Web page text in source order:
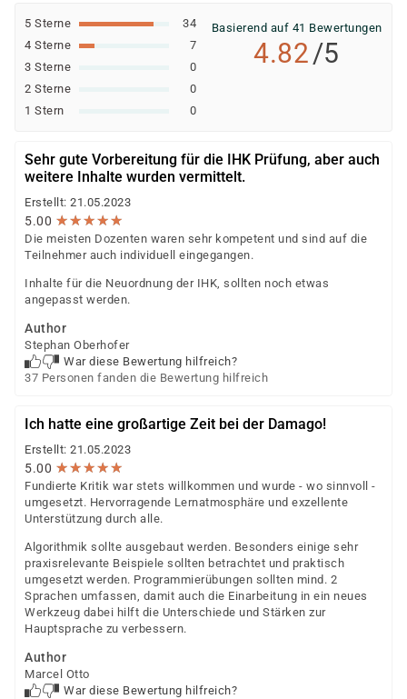
5 Sterne
34
4 Sterne
7
3 Sterne
0
2 Sterne
0
1 Stern
0
Basierend auf 41 Bewertungen
4.82/5
Sehr gute Vorbereitung für die IHK Prüfung, aber auch
weitere Inhalte wurden vermittelt.
Erstellt: 21.05.2023
5.00 ★★★★★
★★★★★
Die meisten Dozenten waren sehr kompetent und sind auf die
Teilnehmer auch individuell eingegangen.
Inhalte für die Neuordnung der IHK, sollten noch etwas
angepasst werden.
Author
Stephan Oberhofer
War diese Bewertung hilfreich?
37 Personen fanden die Bewertung hilfreich
Ich hatte eine großartige Zeit bei der Damago!
Erstellt: 21.05.2023
5.00 ★★★★★
★★★★★
Fundierte Kritik war stets willkommen und wurde - wo sinnvoll -
umgesetzt. Hervorragende Lernatmosphäre und exzellente
Unterstützung durch alle.
Algorithmik sollte ausgebaut werden. Besonders einige sehr
praxisrelevante Beispiele sollten betrachtet und praktisch
umgesetzt werden. Programmierübungen sollten mind. 2
Sprachen umfassen, damit auch die Einarbeitung in ein neues
Werkzeug dabei hilft die Unterschiede und Stärken zur
Hauptsprache zu verbessern.
Author
Marcel Otto
War diese Bewertung hilfreich?